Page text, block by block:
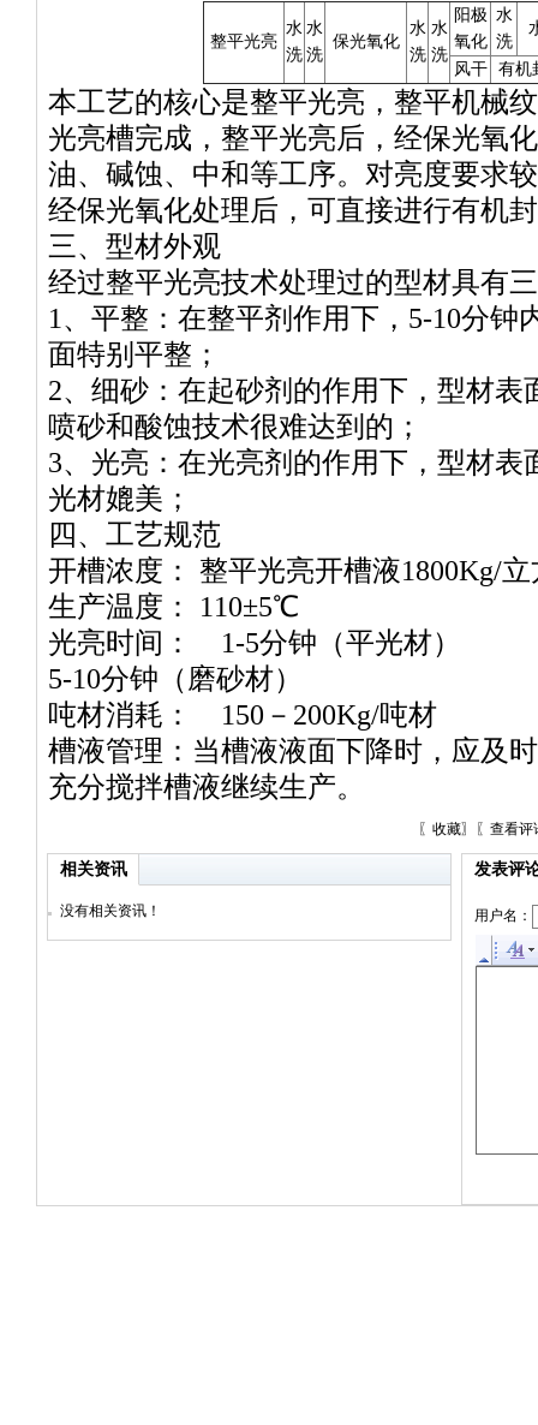
整平光亮
水
洗
水
洗
保光氧化
水
洗
水
洗
阳极
氧化
水
洗
风干 有机
本工艺的核心是整平光亮，整平机械
光亮槽完成，整平光亮后，经保光氧
油、碱蚀、中和等工序。对亮度要求
经保光氧化处理后，可直接进行有机
三、型材外观
经过整平光亮技术处理过的型材具有
1、平整：在整平剂作用下，5-10分钟
面特别平整；
2、细砂：在起砂剂的作用下，型材表
喷砂和酸蚀技术很难达到的；
3、光亮：在光亮剂的作用下，型材表
光材媲美；
四、工艺规范
开槽浓度： 整平光亮开槽液1800Kg/
生产温度： 110±5℃
光亮时间： 1-5分钟（平光材）
5-10分钟（磨砂材）
吨材消耗： 150－200Kg/吨材
槽液管理：当槽液液面下降时，应及
充分搅拌槽液继续生产。
〖 收藏〗〖 查看评
相关资讯
没有相关资讯！
发表评
用户名：